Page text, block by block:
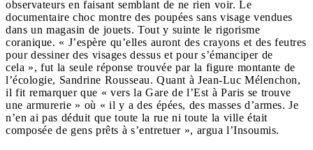
observateurs en faisant semblant de ne rien voir. Le
documentaire choc montre des poupées sans visage vendues
dans un magasin de jouets. Tout y suinte le rigorisme
coranique. « J’espère qu’elles auront des crayons et des feutres
pour dessiner des visages dessus et pour s’émanciper de
cela », fut la seule réponse trouvée par la figure montante de
l’écologie, Sandrine Rousseau. Quant à Jean-Luc Mélenchon,
il fit remarquer que « vers la Gare de l’Est à Paris se trouve
une armurerie » où « il y a des épées, des masses d’armes. Je
n’en ai pas déduit que toute la rue ni toute la ville était
composée de gens prêts à s’entretuer », argua l’Insoumis.